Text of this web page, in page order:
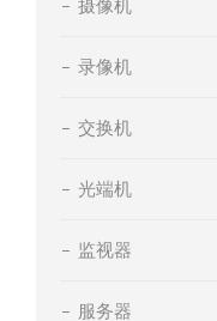
摄像机
录像机
交换机
光端机
监视器
服务器